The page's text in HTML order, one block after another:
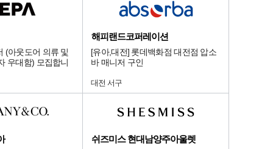
(아웃도어 의류 및
우대함) 모집합니
해피랜드코퍼레이션
[유아,대전] 롯데백화점 대전점 압소
바 매니저 구인
대전 서구
쉬즈미스 현대남양주아울렛